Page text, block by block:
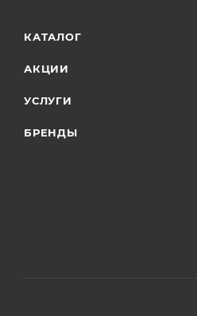
КАТАЛОГ
АКЦИИ
УСЛУГИ
БРЕНДЫ